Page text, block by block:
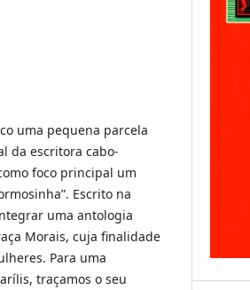
uma pequena parcela
da escritora cabo-
foco principal um
Escrito na
uma antologia
Morais, cuja finalidade
Para uma
traçamos o seu